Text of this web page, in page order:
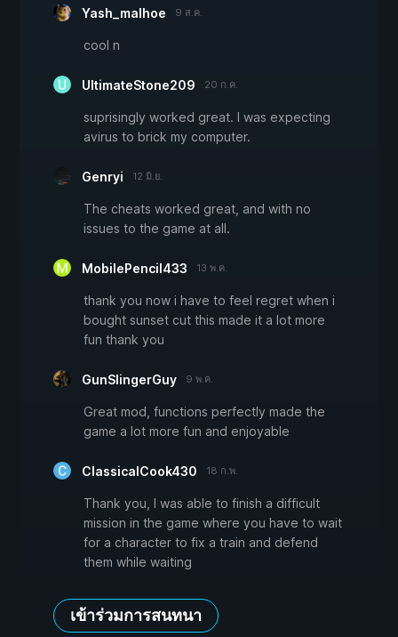
Yash_malhoe 9 ส.ค.
cool n
UltimateStone209 20 ก.ค.
suprisingly worked great. I was expecting
avirus to brick my computer.
Genryi 12 มิ.ย.
The cheats worked great, and with no
issues to the game at all.
MobilePencil433 13 พ.ค.
thank you now i have to feel regret when i
bought sunset cut this made it a lot more
fun thank you
GunSlingerGuy 9 พ.ค.
Great mod, functions perfectly made the
game a lot more fun and enjoyable
ClassicalCook430 18 ก.พ.
Thank you, I was able to finish a difficult
mission in the game where you have to wait
for a character to fix a train and defend
them while waiting
เข้าร่วมการสนทนา